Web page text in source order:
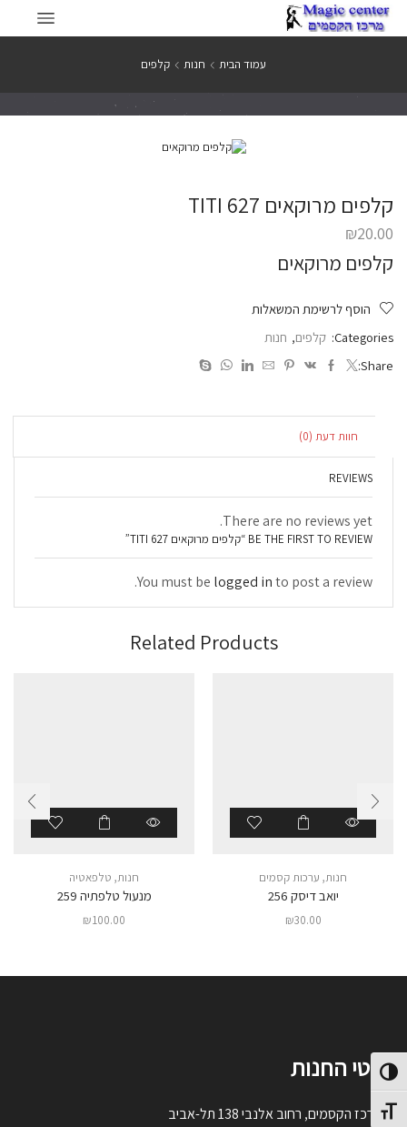
הפעל/כבה ניגודיות גבוהה
מתג גודל גופן
עמוד הבית חנות קלפים
קלפים מרוקאים TITI 627
₪20.00
קלפים מרוקאים
הוסף לרשימת המשאלות
Categories: קלפים, חנות
Share:
חוות דעת (0)
REVIEWS
There are no reviews yet.
BE THE FIRST TO REVIEW “קלפים מרוקאים TITI 627”
You must be logged into post a review.
Related Products
חנות, ערכות קסמים
יואב דיסק 256
₪30.00
חנות, טלפאטיה
מנעול טלפתיה 259
₪100.00
פרטי החנות
מרכז הקסמים, רחוב אלנבי 138 תל-אביב